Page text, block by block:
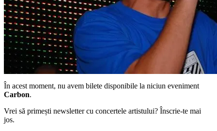
În acest moment, nu avem bilete disponibile la niciun eveniment
Carbon.
Vrei să primești newsletter cu concertele artistului? Înscrie-te mai
jos.